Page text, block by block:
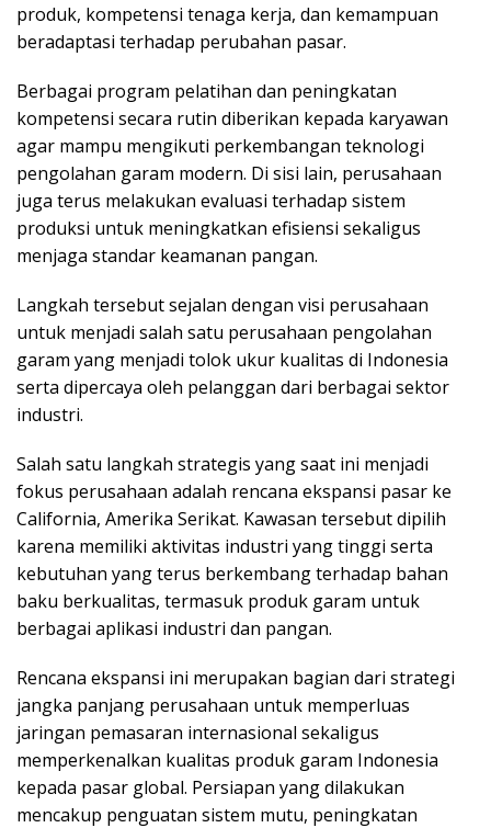
produk, kompetensi tenaga kerja, dan kemampuan
beradaptasi terhadap perubahan pasar.
Berbagai program pelatihan dan peningkatan
kompetensi secara rutin diberikan kepada karyawan
agar mampu mengikuti perkembangan teknologi
pengolahan garam modern. Di sisi lain, perusahaan
juga terus melakukan evaluasi terhadap sistem
produksi untuk meningkatkan efisiensi sekaligus
menjaga standar keamanan pangan.
Langkah tersebut sejalan dengan visi perusahaan
untuk menjadi salah satu perusahaan pengolahan
garam yang menjadi tolok ukur kualitas di Indonesia
serta dipercaya oleh pelanggan dari berbagai sektor
industri.
Salah satu langkah strategis yang saat ini menjadi
fokus perusahaan adalah rencana ekspansi pasar ke
California, Amerika Serikat. Kawasan tersebut dipilih
karena memiliki aktivitas industri yang tinggi serta
kebutuhan yang terus berkembang terhadap bahan
baku berkualitas, termasuk produk garam untuk
berbagai aplikasi industri dan pangan.
Rencana ekspansi ini merupakan bagian dari strategi
jangka panjang perusahaan untuk memperluas
jaringan pemasaran internasional sekaligus
memperkenalkan kualitas produk garam Indonesia
kepada pasar global. Persiapan yang dilakukan
mencakup penguatan sistem mutu, peningkatan